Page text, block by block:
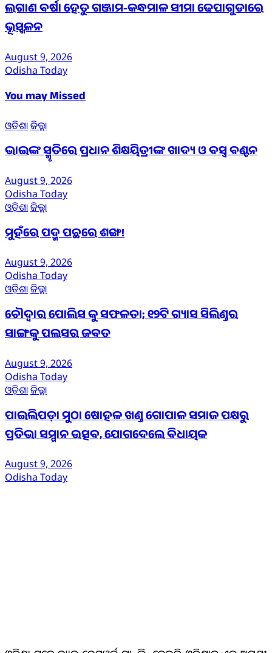
ଲଗାଣ ବର୍ଷା ହେତୁ ଗଞ୍ଜାମ-କନ୍ଧମାଳ ସୀମା ଢେପାଗୁଡାରେ
ଭୂସ୍ଖଳନ
August 9, 2026
Odisha Today
You may Missed
ଓଡ଼ିଶାଜିଲ୍ଲା
ଭାଇଙ୍କ ସ୍ମୃତିରେ ପ୍ରଧାନ ଶିକ୍ଷୟିତ୍ରୀଙ୍କ ଖାଦ୍ୟ ଓ ବସ୍ତ୍ର ବଣ୍ଟନ
August 9, 2026
Odisha Today
ଓଡ଼ିଶାଜିଲ୍ଲା
ମୁହଁରେ ପଦ୍ମ ପଛରେ ଶଙ୍ଖ!
August 9, 2026
Odisha Today
ଓଡ଼ିଶାଜିଲ୍ଲା
ଚୌଦ୍ଵାର ପୋଲିସ କୁ ସଫଳତା; ୧୨ଟି ଗ୍ୟାସ ସିଲିଣ୍ଡର
ସାଙ୍ଗକୁ ପଲସର ଜବତ
August 9, 2026
Odisha Today
ଓଡ଼ିଶାଜିଲ୍ଲା
ପାଇଲିପଡ଼ା ମୁଠା ଷୋହଳ ଖଣ୍ଡ ଗୋପାଳ ସମାଜ ପକ୍ଷରୁ
ପ୍ରତିଭା ସମ୍ମାନ ଉତ୍ସବ, ଯୋଗଦେଲେ ବିଧାୟକ
August 9, 2026
Odisha Today